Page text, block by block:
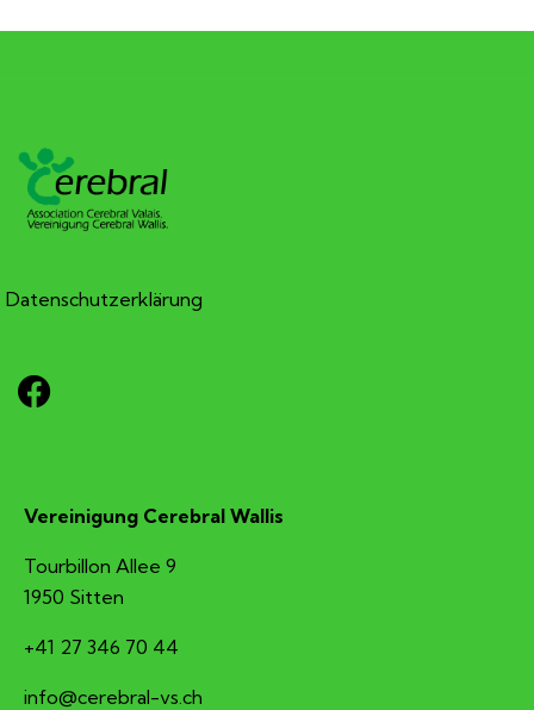
Datenschutzerklärung
Vereinigung Cerebral Wallis
Tourbillon Allee 9
1950 Sitten
+41 27 346 70 44
hc.sv-larberec@ofni